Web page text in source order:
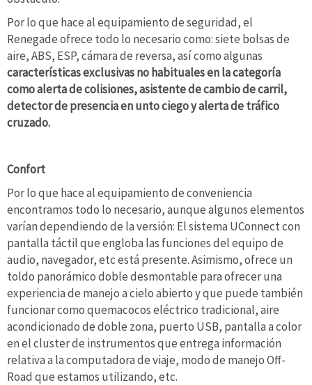
Por lo que hace al equipamiento de seguridad, el
Renegade ofrece todo lo necesario como: siete bolsas de
aire, ABS, ESP, cámara de reversa, así como algunas
características exclusivas no habituales en la categoría
como alerta de colisiones, asistente de cambio de carril,
detector de presencia en unto ciego y alerta de tráfico
cruzado.
Confort
Por lo que hace al equipamiento de conveniencia
encontramos todo lo necesario, aunque algunos elementos
varían dependiendo de la versión: El sistema UConnect con
pantalla táctil que engloba las funciones del equipo de
audio, navegador, etc está presente. Asimismo, ofrece un
toldo panorámico doble desmontable para ofrecer una
experiencia de manejo a cielo abierto y que puede también
funcionar como quemacocos eléctrico tradicional, aire
acondicionado de doble zona, puerto USB, pantalla a color
en el cluster de instrumentos que entrega información
relativa a la computadora de viaje, modo de manejo Off-
Road que estamos utilizando, etc.